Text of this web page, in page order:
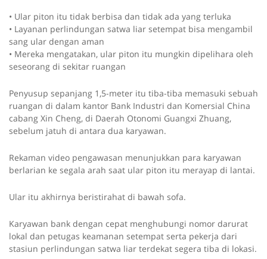
• Ular piton itu tidak berbisa dan tidak ada yang terluka
• Layanan perlindungan satwa liar setempat bisa mengambil
sang ular dengan aman
• Mereka mengatakan, ular piton itu mungkin dipelihara oleh
seseorang di sekitar ruangan
Penyusup sepanjang 1,5-meter itu tiba-tiba memasuki sebuah
ruangan di dalam kantor Bank Industri dan Komersial China
cabang Xin Cheng, di Daerah Otonomi Guangxi Zhuang,
sebelum jatuh di antara dua karyawan.
Rekaman video pengawasan menunjukkan para karyawan
berlarian ke segala arah saat ular piton itu merayap di lantai.
Ular itu akhirnya beristirahat di bawah sofa.
Karyawan bank dengan cepat menghubungi nomor darurat
lokal dan petugas keamanan setempat serta pekerja dari
stasiun perlindungan satwa liar terdekat segera tiba di lokasi.